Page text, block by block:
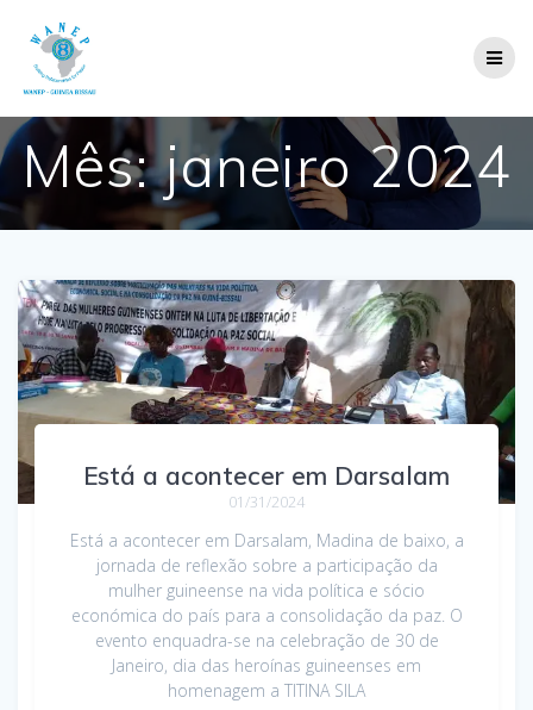
Mês:janeiro 2024
Está a acontecer em Darsalam
01/31/2024
Está a acontecer em Darsalam, Madina de baixo, a
jornada de reflexão sobre a participação da
mulher guineense na vida política e sócio
económica do país para a consolidação da paz. O
evento enquadra-se na celebração de 30 de
Janeiro, dia das heroínas guineenses em
homenagem a TITINA SILA